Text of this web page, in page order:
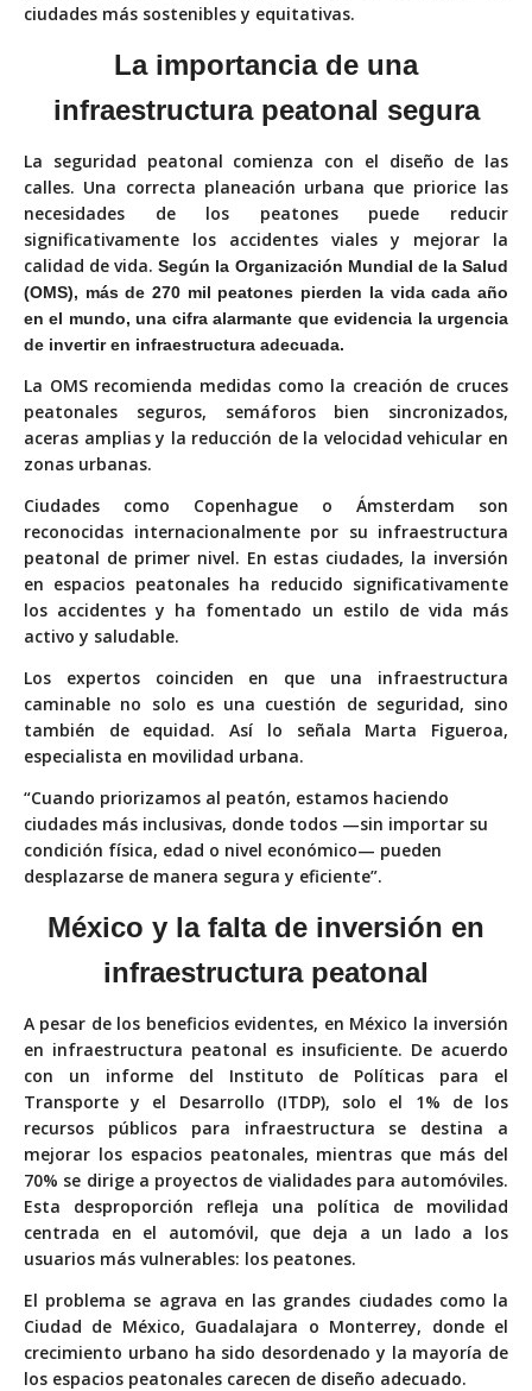
ciudades más sostenibles y equitativas.
La importancia de una
infraestructura peatonal segura
La seguridad peatonal comienza con el diseño de las
calles. Una correcta planeación urbana que priorice las
necesidades de los peatones puede reducir
significativamente los accidentes viales y mejorar la
calidad de vida.Según la Organización Mundial de la Salud
(OMS), más de 270 mil peatones pierden la vida cada año
en el mundo, una cifra alarmante que evidencia la urgencia
de invertir en infraestructura adecuada.
La OMS recomienda medidas como la creación de cruces
peatonales seguros, semáforos bien sincronizados,
aceras amplias y la reducción de la velocidad vehicular en
zonas urbanas.
Ciudades como Copenhague o Ámsterdam son
reconocidas internacionalmente por su infraestructura
peatonal de primer nivel. En estas ciudades, la inversión
en espacios peatonales ha reducido significativamente
los accidentes y ha fomentado un estilo de vida más
activo y saludable.
Los expertos coinciden en que una infraestructura
caminable no solo es una cuestión de seguridad, sino
también de equidad. Así lo señala Marta Figueroa,
especialista en movilidad urbana.
“Cuando priorizamos al peatón, estamos haciendo
ciudades más inclusivas, donde todos —sin importar su
condición física, edad o nivel económico— pueden
desplazarse de manera segura y eficiente”.
México y la falta de inversión en
infraestructura peatonal
A pesar de los beneficios evidentes, en México la inversión
en infraestructura peatonal es insuficiente. De acuerdo
con un informe del Instituto de Políticas para el
Transporte y el Desarrollo (ITDP), solo el 1% de los
recursos públicos para infraestructura se destina a
mejorar los espacios peatonales, mientras que más del
70% se dirige a proyectos de vialidades para automóviles.
Esta desproporción refleja una política de movilidad
centrada en el automóvil, que deja a un lado a los
usuarios más vulnerables: los peatones.
El problema se agrava en las grandes ciudades como la
Ciudad de México, Guadalajara o Monterrey, donde el
crecimiento urbano ha sido desordenado y la mayoría de
los espacios peatonales carecen de diseño adecuado.